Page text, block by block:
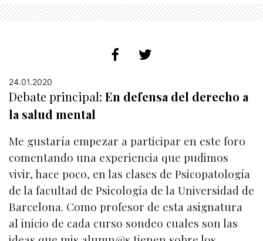
24.01.2020
Debate principal: En defensa del derecho a
la salud mental
Me gustaría empezar a participar en este foro
comentando una experiencia que pudimos
vivir, hace poco, en las clases de Psicopatología
de la facultad de Psicología de la Universidad de
Barcelona. Como profesor de esta asignatura
al inicio de cada curso sondeo cuales son las